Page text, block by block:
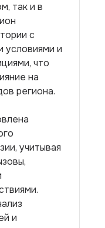
так и в
с
условиями и
что
на
региона.
учитывая
и